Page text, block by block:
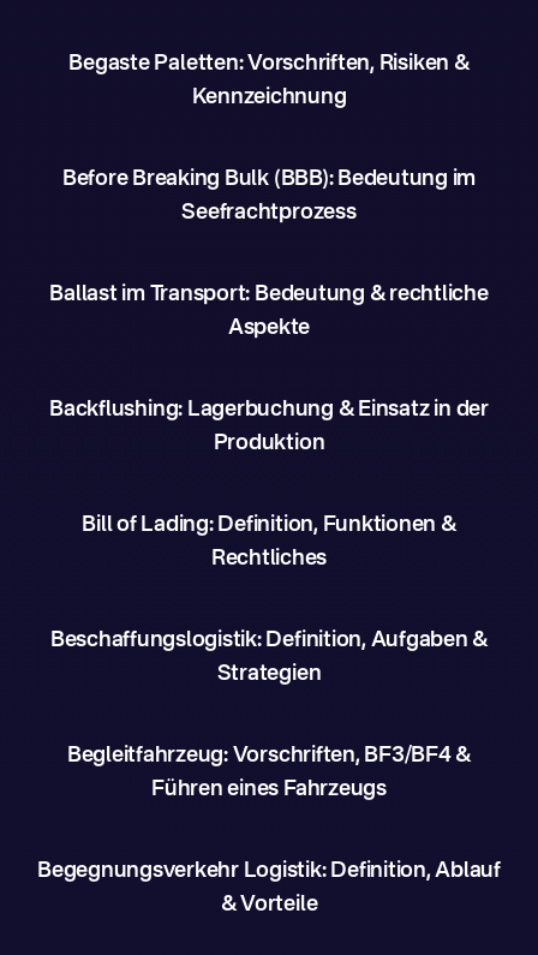
Begaste Paletten: Vorschriften, Risiken &
Kennzeichnung
Before Breaking Bulk (BBB): Bedeutung im
Seefrachtprozess
Ballast im Transport: Bedeutung & rechtliche
Aspekte
Backflushing: Lagerbuchung & Einsatz in der
Produktion
Bill of Lading: Definition, Funktionen &
Rechtliches
Beschaffungslogistik: Definition, Aufgaben &
Strategien
Begleitfahrzeug: Vorschriften, BF3/BF4 &
Führen eines Fahrzeugs
Begegnungsverkehr Logistik: Definition, Ablauf
& Vorteile